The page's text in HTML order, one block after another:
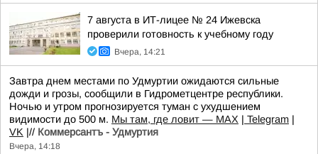
7 августа в ИТ-лицее № 24 Ижевска
проверили готовность к учебному году
Вчера, 14:21
Завтра днем местами по Удмуртии ожидаются сильные
дожди и грозы, сообщили в Гидрометцентре республики.
Ночью и утром прогнозируется туман с ухудшением
видимости до 500 м. Мы там, где ловит — MAX | Telegram |
VK |// Коммерсантъ - Удмуртия
Вчера, 14:18